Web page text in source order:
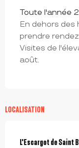
Toute l'année
En dehors des
prendre
Visites de
août.
LOCALISATION
L'Escargot de Saint